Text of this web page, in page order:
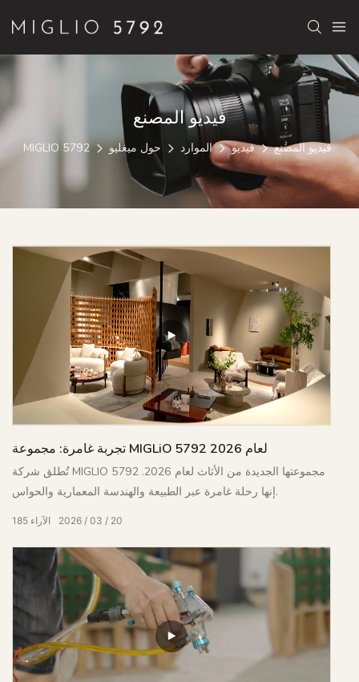
فيديو المصنع
MIGLIO 5792 حول ميغليو الموارد فيديو فيديو المصنع
تجربة غامرة: مجموعة MIGLiO 5792 لعام 2026
تُطلق شركة MIGLIO 5792 مجموعتها الجديدة من الأثاث لعام 2026.
إنها رحلة غامرة عبر الطبيعة والهندسة المعمارية والحواس.
2026 03 20
185 الآراء